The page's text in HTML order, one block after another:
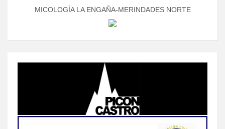
MICOLOGÍA LA ENGAÑA-MERINDADES NORTE